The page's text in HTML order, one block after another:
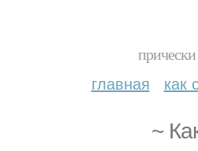
главная как
~